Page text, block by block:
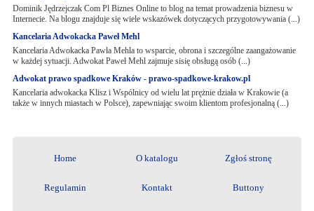
Dominik Jędrzejczak Com Pl Biznes Online to blog na temat prowadzenia biznesu w
Internecie. Na blogu znajduje się wiele wskazówek dotyczących przygotowywania (...)
Kancelaria Adwokacka Paweł Mehl
Kancelaria Adwokacka Pawła Mehla to wsparcie, obrona i szczególne zaangażowanie
w każdej sytuacji. Adwokat Paweł Mehl zajmuje sisię obsługą osób (...)
Adwokat prawo spadkowe Kraków - prawo-spadkowe-krakow.pl
Kancelaria adwokacka Klisz i Wspólnicy od wielu lat prężnie działa w Krakowie (a
także w innych miastach w Polsce), zapewniając swoim klientom profesjonalną (...)
Home O katalogu Zgłoś stronę
Regulamin Kontakt Buttony